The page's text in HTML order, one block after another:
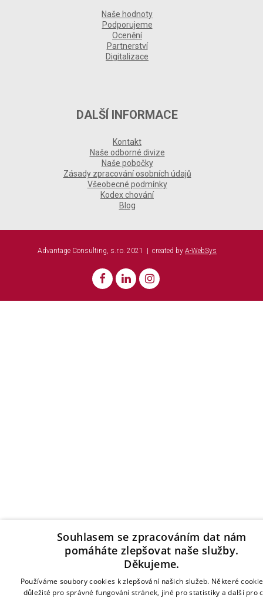
Naše hodnoty
Podporujeme
Ocenění
Partnerství
Digitalizace
DALŠÍ INFORMACE
Kontakt
Naše odborné divize
Naše pobočky
Zásady zpracování osobních údajů
Všeobecné podmínky
Kodex chování
Blog
Advantage Consulting, s.r.o. 2021 | created by A-WebSys
Souhlasem se zpracováním dat nám
pomáháte zlepšovat naše služby.
Děkujeme.
Používáme soubory cookies k zlepšování našich služeb. Některé
důležité pro správné fungování stránek, jiné pro statistiky a další pro